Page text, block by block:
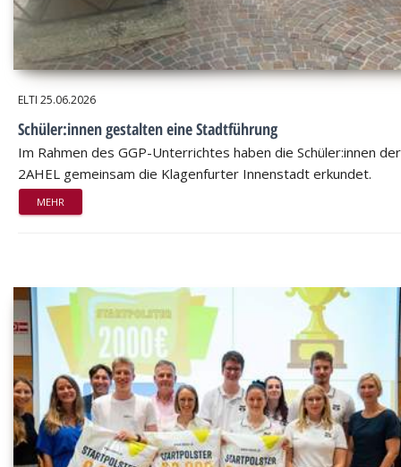
ELTI 25.06.2026
Schüler:innen gestalten eine Stadtführung
Im Rahmen des GGP-Unterrichtes haben die Schüler:innen der
2AHEL gemeinsam die Klagenfurter Innenstadt erkundet.
MEHR